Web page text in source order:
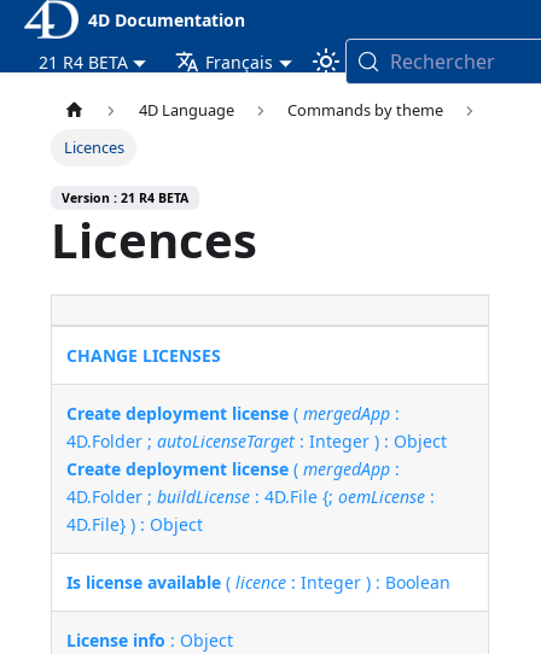
4D Documentation
21 R4 BETA
Français Rechercher
4D Language
Commands by theme
Licences
Version : 21 R4 BETA
Licences
CHANGE LICENSES
Create deployment license (mergedApp :
4D.Folder ;autoLicenseTarget : Integer ) : Object
Create deployment license (mergedApp :
4D.Folder ;buildLicense : 4D.File {;oemLicense :
4D.File} ) : Object
Is license available (licence : Integer ) : Boolean
License info : Object